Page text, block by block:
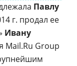
Павлу
г. продал ее
Ивану
Mail.Ru Group